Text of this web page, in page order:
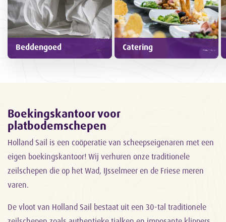
Beddengoed Catering
Boekingskantoor voor
platbodemschepen
Holland Sail is een coöperatie van scheepseigenaren met een
eigen boekingskantoor! Wij verhuren onze traditionele
zeilschepen die op het Wad, IJsselmeer en de Friese meren
varen.
De vloot van Holland Sail bestaat uit een 30-tal traditionele